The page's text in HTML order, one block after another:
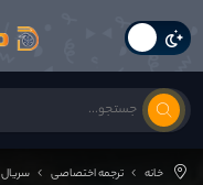
خانه ترجمه اختصاصی سریال